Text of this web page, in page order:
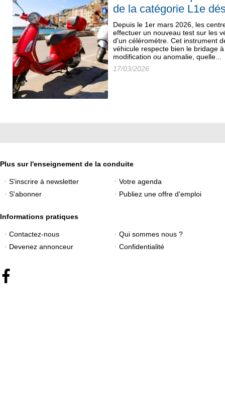
de la catégorie L1e
Depuis le 1er mars 2026, les
effectuer un nouveau test sur les
d'un céléromètre. Cet instrument
véhicule respecte bien le bridage
modification ou anomalie, quelle...
17/03/2026
Plus sur l'enseignement de la conduite
S'inscrire à newsletter
Votre agenda
S'abonner
Publiez une offre d'emploi
Informations pratiques
Contactez-nous
Qui sommes nous ?
Devenez annonceur
Confidentialité